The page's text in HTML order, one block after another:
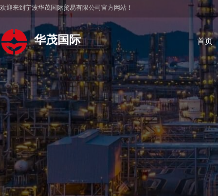
欢迎来到宁波华茂国际贸易有限公司官方网站！
华茂国际 首页